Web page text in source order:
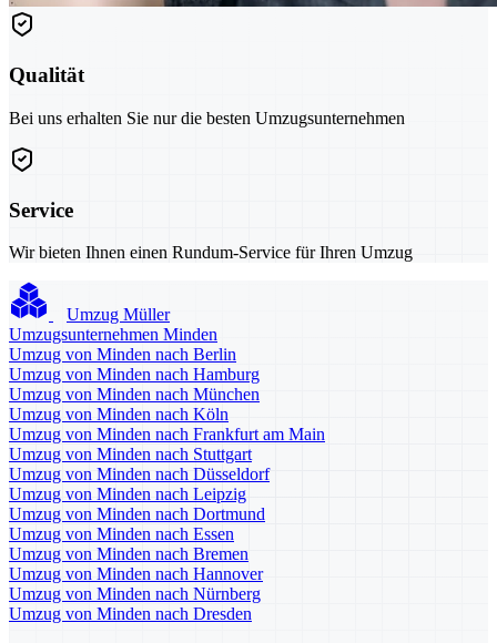
Qualität
Bei uns erhalten Sie nur die besten Umzugsunternehmen
Service
Wir bieten Ihnen einen Rundum-Service für Ihren Umzug
Umzug Müller
Umzugsunternehmen Minden
Umzug von Minden nach Berlin
Umzug von Minden nach Hamburg
Umzug von Minden nach München
Umzug von Minden nach Köln
Umzug von Minden nach Frankfurt am Main
Umzug von Minden nach Stuttgart
Umzug von Minden nach Düsseldorf
Umzug von Minden nach Leipzig
Umzug von Minden nach Dortmund
Umzug von Minden nach Essen
Umzug von Minden nach Bremen
Umzug von Minden nach Hannover
Umzug von Minden nach Nürnberg
Umzug von Minden nach Dresden